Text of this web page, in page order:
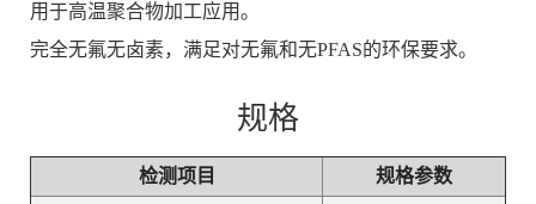
用于高温聚合物加工应用。
完全无氟无卤素，满足对无氟和无PFAS的环保要求。
规格
检测项目
规格参数